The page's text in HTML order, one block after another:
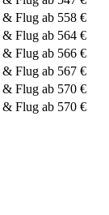
& Flug ab 558 €
& Flug ab 564 €
& Flug ab 566 €
& Flug ab 567 €
& Flug ab 570 €
& Flug ab 570 €